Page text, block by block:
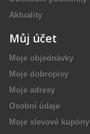
Aktuality
Můj účet
Moje objednávky
Moje dobropisy
Moje adresy
Osobní údaje
Moje slevové kupóny